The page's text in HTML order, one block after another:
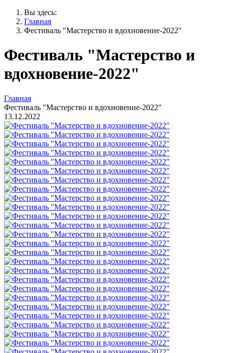
Вы здесь:
Главная
Фестиваль "Мастерство и вдохновение-2022"
Фестиваль "Мастерство и
вдохновение-2022"
Главная
Фестиваль "Мастерство и вдохновение-2022"
13.12.2022